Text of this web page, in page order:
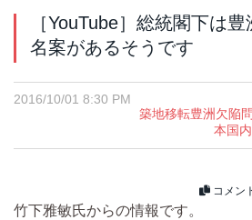
［YouTube］総統閣下は
名案があるそうです
2016/10/01 8:30 PM
築地移転豊洲欠陥
本国内
コメン
竹下雅敏氏からの情報です。